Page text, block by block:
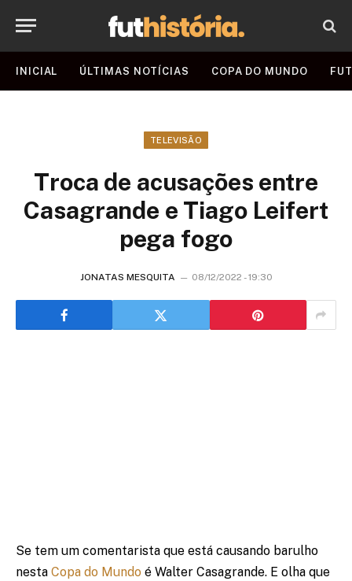
INICIAL ÚLTIMAS NOTÍCIAS COPA DO MUNDO
TELEVISÃO
Troca de acusações entre
Casagrande e Tiago Leifert
pega fogo
JONATAS MESQUITA 08/12/2022 - 19:30
Se tem um comentarista que está causando barulho
nesta Copa do Mundo é Walter Casagrande. E olha que